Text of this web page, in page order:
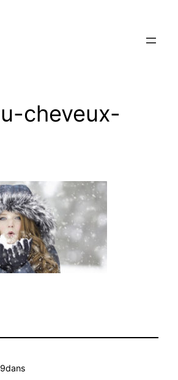
cheveux-
dans